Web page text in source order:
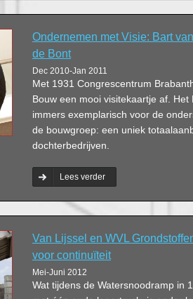
Ondernemen met Visie: Bart
de Bont
Dec 2010-Jan 2011
Met 1931 Congrescentrum
Bouw een mooi visitekaartje af. Het
immers exemplarisch voor de
de bouwgroep: een uniek
dochterbedrijven.
Lees verder
Van Lijssel en WVL
voor continuïteit
Mei-Juni 2012
Wat tijdens de Watersnoodramp in